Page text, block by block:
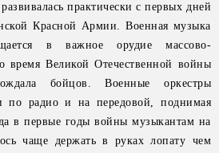
практически с первых дней
Красной Армии. Военная музыка
в важное орудие массово-
время Великой Отечественной войны
бойцов. Военные оркестры
по радио и на передовой, поднимая
в первые годы войны музыкантам на
чаще держать в руках лопату чем